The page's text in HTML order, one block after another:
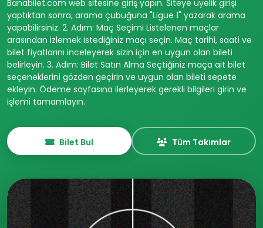
Banabilet.com web sitesine giriş yapın. Siteye üyelik girişi
yaptıktan sonra, arama çubuğuna "Ligue 1" yazarak arama
yapabilirsiniz. 2. Adım: Maç Seçimi Listelenen maçlar
arasından izlemek istediğiniz maçı seçin. Maç tarihi, saati ve
bilet fiyatlarını inceleyerek sizin için en uygun olan bileti
belirleyin. 3. Adım: Bilet Satın Alma Seçtiğiniz maça ait bilet
seçeneklerini gözden geçirin ve uygun olan bileti sepete
ekleyin. Ödeme sayfasına ilerleyerek gerekli bilgileri girin ve
işlemi tamamlayın.
Bilet Bul Tüm Takımlar